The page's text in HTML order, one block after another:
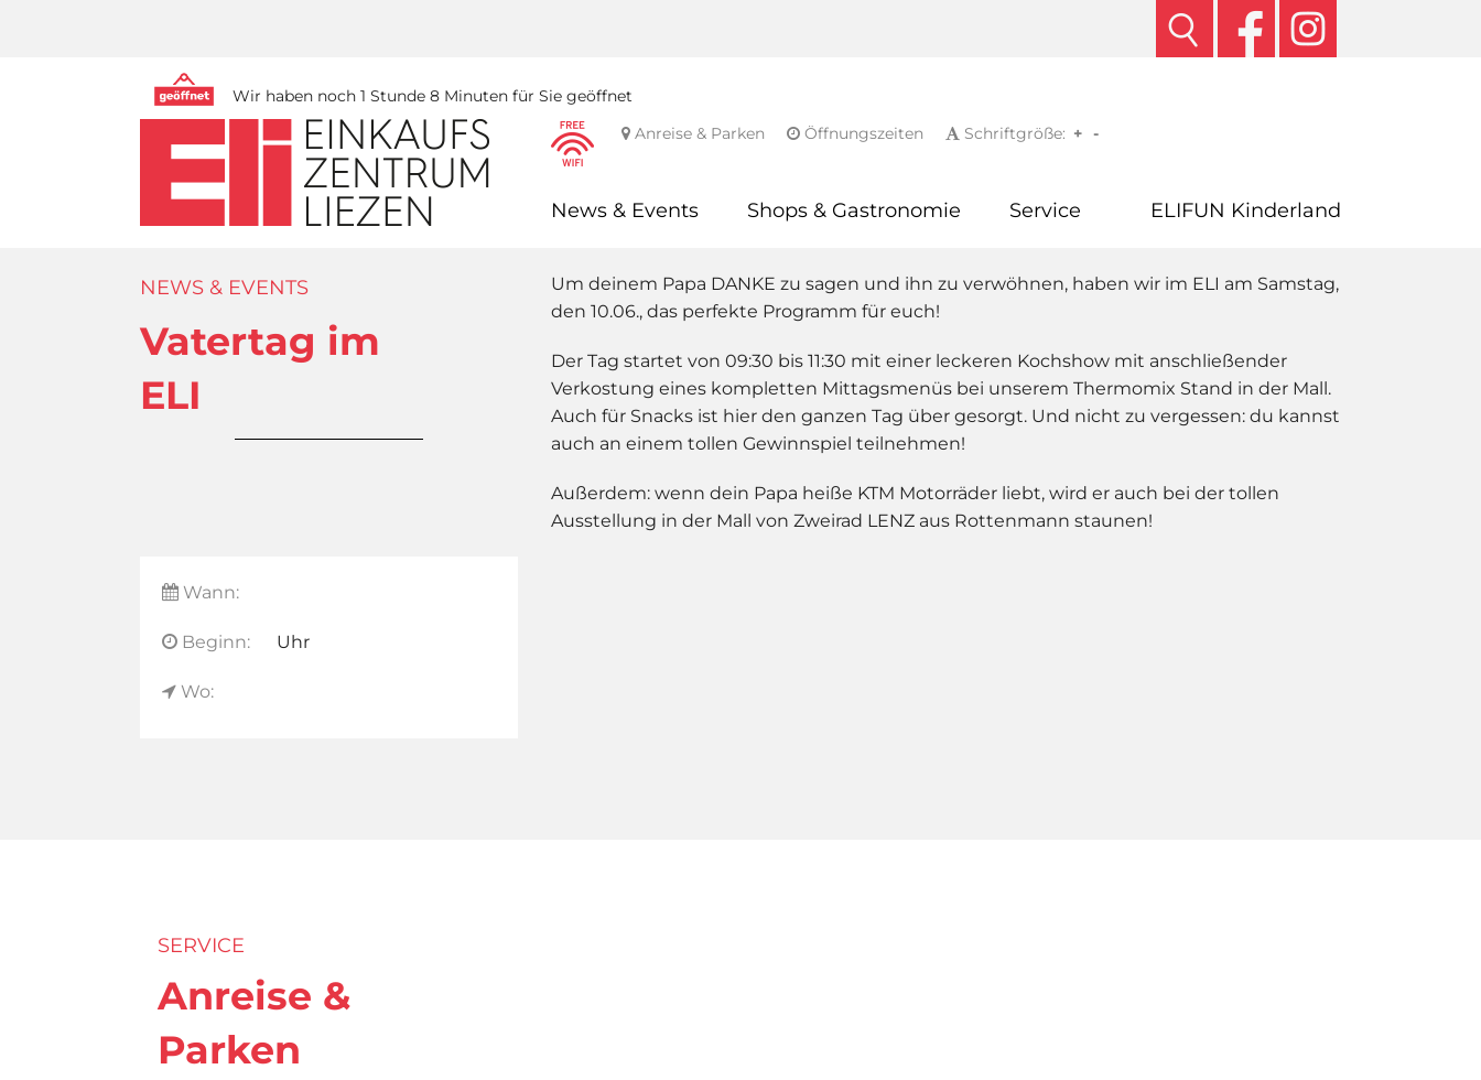
Wir haben noch 1 Stunde 8 Minuten für Sie geöffnet
Anreise & Parken
Öffnungszeiten Schriftgröße: -
+
News & Events Shops & Gastronomie Service ELIFUN Kinderland
NEWS & EVENTS
Vatertag im
ELI
Um deinem Papa DANKE zu sagen und ihn zu verwöhnen, haben wir im ELI am Samstag,
den 10.06., das perfekte Programm für euch!
Der Tag startet von 09:30 bis 11:30 mit einer leckeren Kochshow mit anschließender
Verkostung eines kompletten Mittagsmenüs bei unserem Thermomix Stand in der Mall.
Auch für Snacks ist hier den ganzen Tag über gesorgt. Und nicht zu vergessen: du kannst
auch an einem tollen Gewinnspiel teilnehmen!
Außerdem: wenn dein Papa heiße KTM Motorräder liebt, wird er auch bei der tollen
Ausstellung in der Mall von Zweirad LENZ aus Rottenmann staunen!
Wann:
Beginn: Uhr
Wo:
SERVICE
Anreise &
Parken